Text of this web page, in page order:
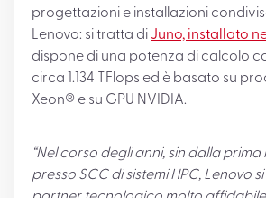
progettazioni e installazioni
Lenovo: si tratta di Juno, installato
dispone di una potenza di calcolo
circa 1.134 TFlops ed è basato su
Xeon® e su GPU NVIDIA.
“Nel corso degli anni, sin dalla
presso SCC di sistemi HPC, Lenovo